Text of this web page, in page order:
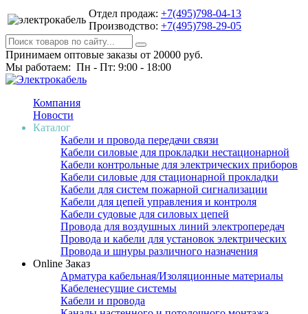
Отдел продаж: +7(495)798-04-13
Производство: +7(495)798-29-05
Принимаем оптовые заказы от 20000 руб.
Мы работаем: Пн - Пт: 9:00 - 18:00
Компания
Новости
Каталог
Кабели и провода передачи связи
Кабели силовые для прокладки нестационарной
Кабели контрольные для электрических приборов
Кабели силовые для стационарной прокладки
Кабели для систем пожарной сигнализации
Кабели для цепей управления и контроля
Кабели судовые для силовых цепей
Провода для воздушных линий электропередач
Провода и кабели для установок электрических
Провода и шнуры различного назначения
Online Заказ
Арматура кабельная/Изоляционные материалы
Кабеленесущие системы
Кабели и провода